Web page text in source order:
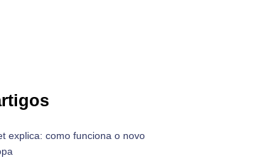
explica: como funciona o novo